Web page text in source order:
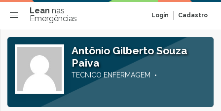
Lean nas
Emergências
Login Cadastro
Antônio Gilberto Souza
Paiva
TECNICO ENFERMAGEM